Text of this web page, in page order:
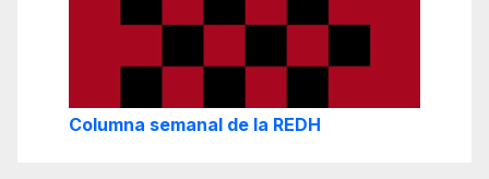
Columna semanal de la REDH